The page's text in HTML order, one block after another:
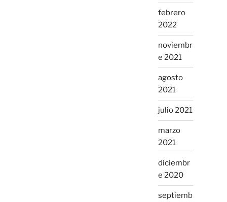
febrero
2022
noviembr
e 2021
agosto
2021
julio 2021
marzo
2021
diciembr
e 2020
septiemb